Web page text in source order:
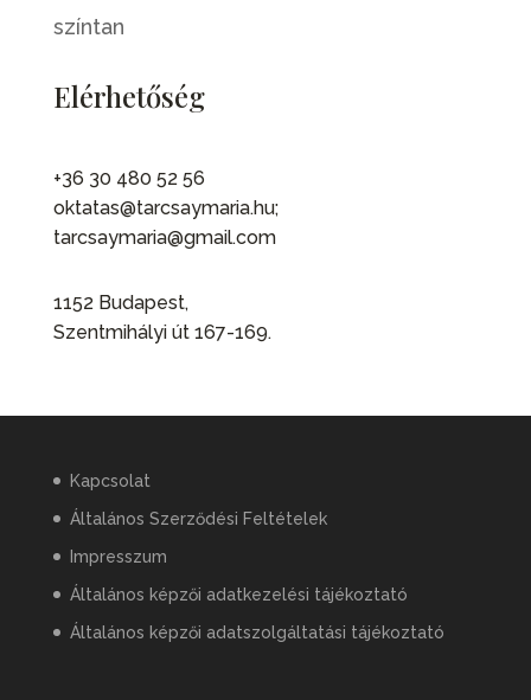
színtan
Elérhetőség
+36 30 480 52 56
oktatas@tarcsaymaria.hu;
tarcsaymaria@gmail.com
1152 Budapest,
Szentmihályi út 167-169.
Kapcsolat
Általános Szerződési Feltételek
Impresszum
Általános képzői adatkezelési tájékoztató
Általános képzői adatszolgáltatási tájékoztató